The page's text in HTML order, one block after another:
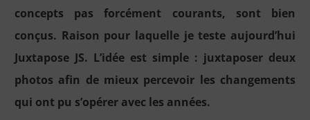
concepts pas forcément courants, sont bien
conçus. Raison pour laquelle je teste aujourd’hui
Juxtapose JS. L’idée est simple : juxtaposer deux
photos afin de mieux percevoir les changements
qui ont pu s’opérer avec les années.